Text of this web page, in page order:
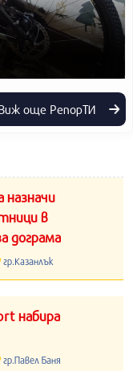
още РепорТИ
назначи
в
дограма
гр.Казанлък
набира
гр.Павел Баня